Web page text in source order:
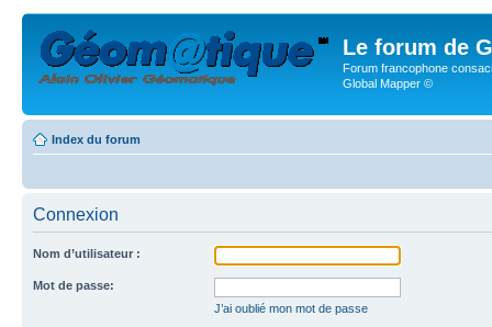
Le forum de
Forum francophone
Global Mapper ©
Index du forum
Connexion
Nom d’utilisateur :
Mot de passe:
J’ai oublié mon mot de passe